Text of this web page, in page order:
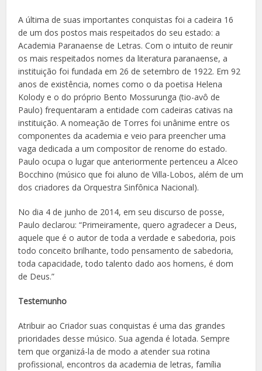
A última de suas importantes conquistas foi a cadeira 16
de um dos postos mais respeitados do seu estado: a
Academia Paranaense de Letras. Com o intuito de reunir
os mais respeitados nomes da literatura paranaense, a
instituição foi fundada em 26 de setembro de 1922. Em 92
anos de existência, nomes como o da poetisa Helena
Kolody e o do próprio Bento Mossurunga (tio-avô de
Paulo) frequentaram a entidade com cadeiras cativas na
instituição. A nomeação de Torres foi unânime entre os
componentes da academia e veio para preencher uma
vaga dedicada a um compositor de renome do estado.
Paulo ocupa o lugar que anteriormente pertenceu a Alceo
Bocchino (músico que foi aluno de Villa-Lobos, além de um
dos criadores da Orquestra Sinfônica Nacional).
No dia 4 de junho de 2014, em seu discurso de posse,
Paulo declarou: “Primeiramente, quero agradecer a Deus,
aquele que é o autor de toda a verdade e sabedoria, pois
todo conceito brilhante, todo pensamento de sabedoria,
toda capacidade, todo talento dado aos homens, é dom
de Deus.”
Testemunho
Atribuir ao Criador suas conquistas é uma das grandes
prioridades desse músico. Sua agenda é lotada. Sempre
tem que organizá-la de modo a atender sua rotina
profissional, encontros da academia de letras, família